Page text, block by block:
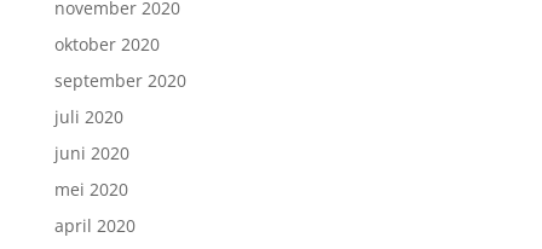
november 2020
oktober 2020
september 2020
juli 2020
juni 2020
mei 2020
april 2020